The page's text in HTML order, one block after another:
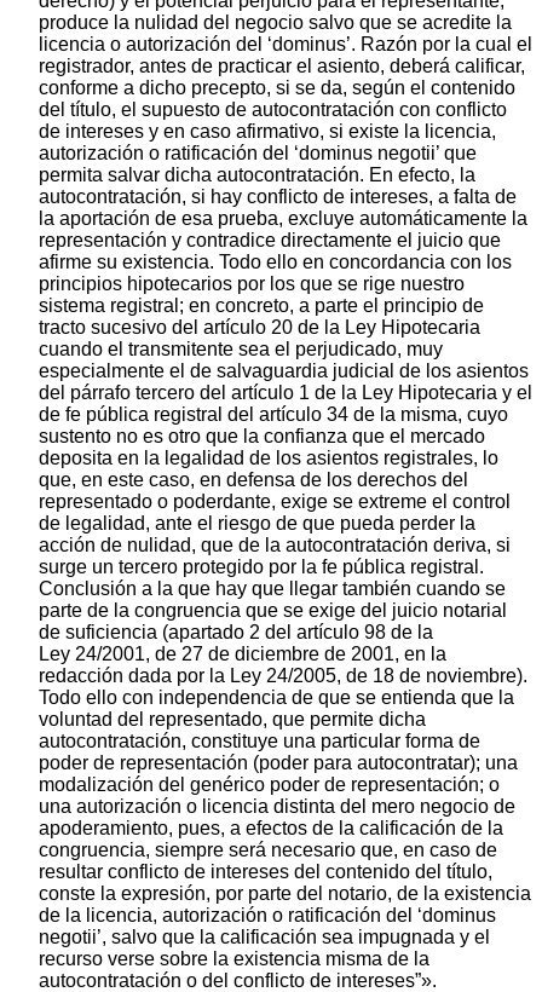
produce la nulidad del negocio salvo que se acredite la
licencia o autorización del ‘dominus’. Razón por la cual el
registrador, antes de practicar el asiento, deberá calificar,
conforme a dicho precepto, si se da, según el contenido
del título, el supuesto de autocontratación con conflicto
de intereses y en caso afirmativo, si existe la licencia,
autorización o ratificación del ‘dominus negotii’ que
permita salvar dicha autocontratación. En efecto, la
autocontratación, si hay conflicto de intereses, a falta de
la aportación de esa prueba, excluye automáticamente la
representación y contradice directamente el juicio que
afirme su existencia. Todo ello en concordancia con los
principios hipotecarios por los que se rige nuestro
sistema registral; en concreto, a parte el principio de
tracto sucesivo del artículo 20 de la Ley Hipotecaria
cuando el transmitente sea el perjudicado, muy
especialmente el de salvaguardia judicial de los asientos
del párrafo tercero del artículo 1 de la Ley Hipotecaria y el
de fe pública registral del artículo 34 de la misma, cuyo
sustento no es otro que la confianza que el mercado
deposita en la legalidad de los asientos registrales, lo
que, en este caso, en defensa de los derechos del
representado o poderdante, exige se extreme el control
de legalidad, ante el riesgo de que pueda perder la
acción de nulidad, que de la autocontratación deriva, si
surge un tercero protegido por la fe pública registral.
Conclusión a la que hay que llegar también cuando se
parte de la congruencia que se exige del juicio notarial
de suficiencia (apartado 2 del artículo 98 de la
Ley 24/2001, de 27 de diciembre de 2001, en la
redacción dada por la Ley 24/2005, de 18 de noviembre).
Todo ello con independencia de que se entienda que la
voluntad del representado, que permite dicha
autocontratación, constituye una particular forma de
poder de representación (poder para autocontratar); una
modalización del genérico poder de representación; o
una autorización o licencia distinta del mero negocio de
apoderamiento, pues, a efectos de la calificación de la
congruencia, siempre será necesario que, en caso de
resultar conflicto de intereses del contenido del título,
conste la expresión, por parte del notario, de la existencia
de la licencia, autorización o ratificación del ‘dominus
negotii’, salvo que la calificación sea impugnada y el
recurso verse sobre la existencia misma de la
autocontratación o del conflicto de intereses”».